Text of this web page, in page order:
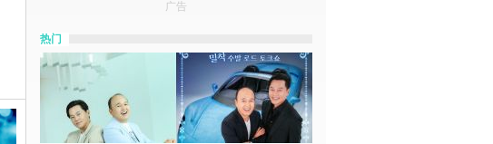
广告
热门